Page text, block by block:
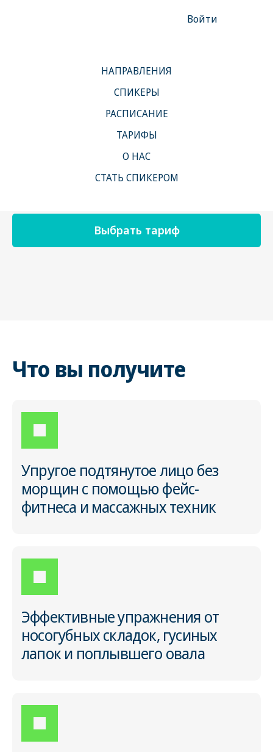
НАПРАВЛЕНИЯ
СПИКЕРЫ
РАСПИСАНИЕ
ТАРИФЫ
О НАС
СТАТЬ СПИКЕРОМ
Войти
по уходу за телом, лицом и волосами.
Выбрать тариф
Что вы получите
Упругое подтянутое лицо без
морщин с помощью фейс-
фитнеса и массажных техник
Эффективные упражнения от
носогубных складок, гусиных
лапок и поплывшего овала